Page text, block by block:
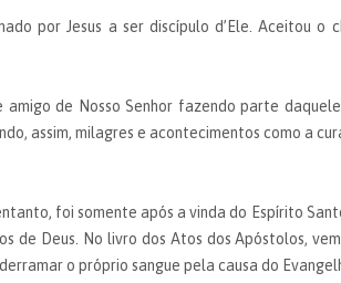
por Jesus a ser discípulo d’Ele. Aceitou o
de Nosso Senhor fazendo parte
assim, milagres e acontecimentos como a
foi somente após a vinda do Espírito
de Deus. No livro dos Atos dos Apóstolos,
o próprio sangue pela causa do